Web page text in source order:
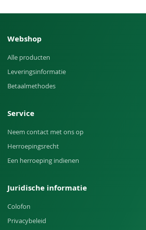
Webshop
Alle producten
Leveringsinformatie
Betaalmethodes
Service
Neem contact met ons op
Herroepingsrecht
Een herroeping indienen
Juridische informatie
Colofon
Privacybeleid